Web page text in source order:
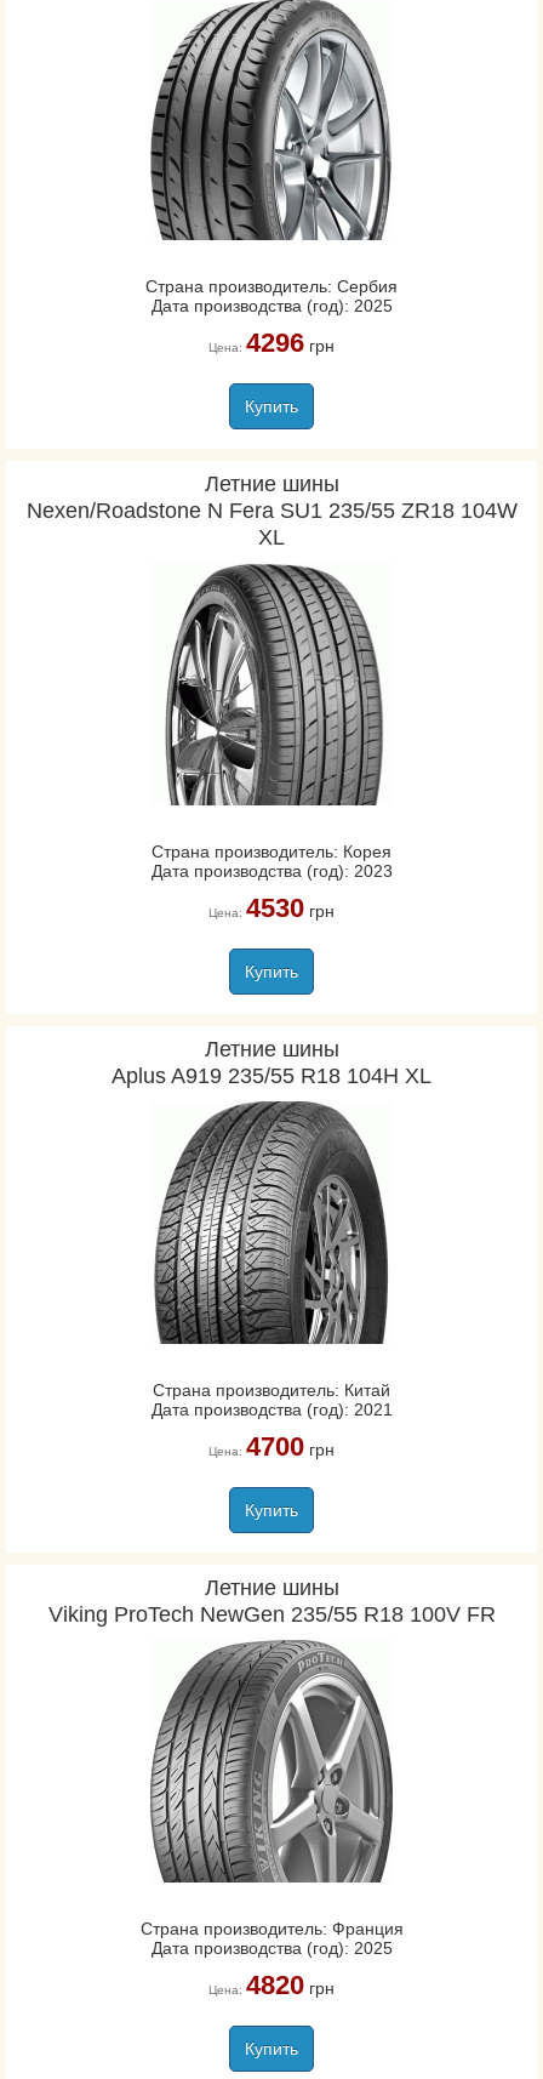
Страна производитель: Сербия
Дата производства (год): 2025
Цена: 4296грн
Купить
Летние шины
Nexen/Roadstone N Fera SU1 235/55 ZR18 104W
XL
Страна производитель: Корея
Дата производства (год): 2023
Цена: 4530грн
Купить
Летние шины
Aplus A919 235/55 R18 104H XL
Страна производитель: Китай
Дата производства (год): 2021
Цена: 4700грн
Купить
Летние шины
Viking ProTech NewGen 235/55 R18 100V FR
Страна производитель: Франция
Дата производства (год): 2025
Цена: 4820грн
Купить